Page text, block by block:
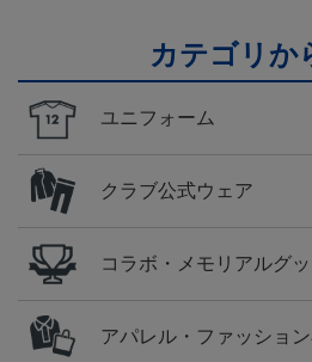
カテゴリか
ユニフォーム
クラブ公式ウェア
コラボ・メモリアルグ
アパレル・ファッショ